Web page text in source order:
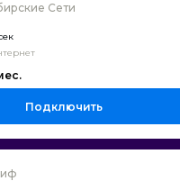
Сети
Подключить